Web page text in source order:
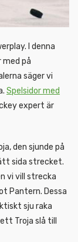
I denna
på
säger vi
Spelsidor med
expert är
den sjunde på
sida strecket.
vi vill strecka
Pantern. Dessa
sju raka
Troja slå till